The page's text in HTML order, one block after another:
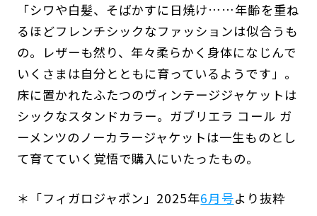
「シワや白髪、そばかすに日焼け……年齢を重ね
るほどフレンチシックなファッションは似合うも
の。レザーも然り、年々柔らかく身体になじんで
いくさまは自分とともに育っているようです」。
床に置かれたふたつのヴィンテージジャケットは
シックなスタンドカラー。ガブリエラ コール ガ
ーメンツのノーカラージャケットは一生ものとし
て育てていく覚悟で購入にいたったもの。
＊「フィガロジャポン」2025年6月号より抜粋